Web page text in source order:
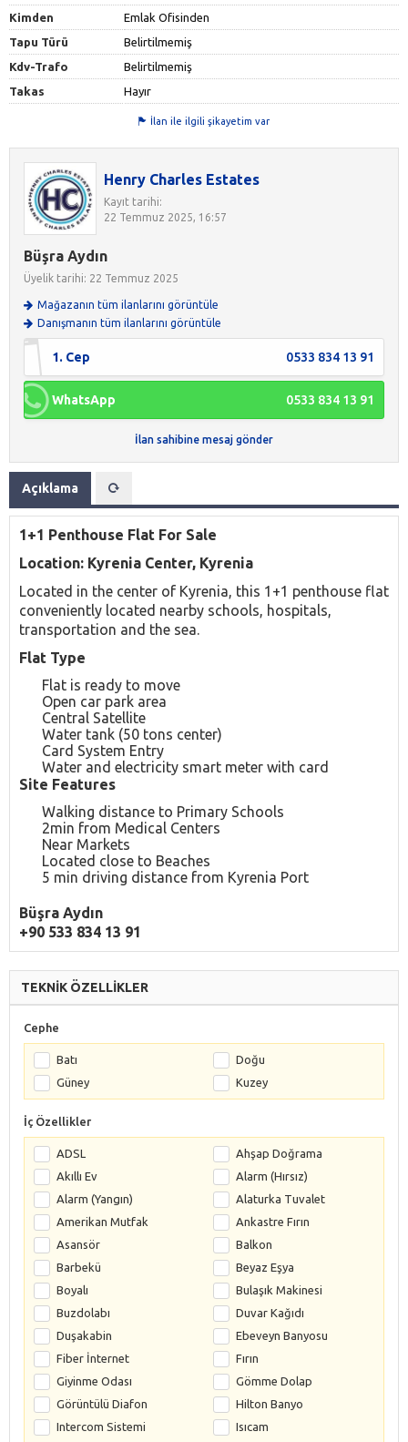
Kimden
Emlak Ofisinden
Tapu Türü
Belirtilmemiş
Kdv-Trafo
Belirtilmemiş
Takas
Hayır
İlan ile ilgili şikayetim var
Henry Charles Estates
Kayıt tarihi:
22 Temmuz 2025, 16:57
Büşra Aydın
Üyelik tarihi: 22 Temmuz 2025
Mağazanın tüm ilanlarını görüntüle
Danışmanın tüm ilanlarını görüntüle
1. Cep 0533 834 13 91
WhatsApp 0533 834 13 91
İlan sahibine mesaj gönder
Açıklama
1+1 Penthouse Flat For Sale
Location: Kyrenia Center, Kyrenia
Located in the center of Kyrenia, this 1+1 penthouse flat
conveniently located nearby schools, hospitals,
transportation and the sea.
Flat Type
Flat is ready to move
Open car park area
Central Satellite
Water tank (50 tons center)
Card System Entry
Water and electricity smart meter with card
Site Features
Walking distance to Primary Schools
2min from Medical Centers
Near Markets
Located close to Beaches
5 min driving distance from Kyrenia Port
Büşra Aydın
+90 533 834 13 91
TEKNİK ÖZELLİKLER
Cephe
Batı
Doğu
Güney
Kuzey
İç Özellikler
ADSL
Ahşap Doğrama
Akıllı Ev
Alarm (Hırsız)
Alarm (Yangın)
Alaturka Tuvalet
Amerikan Mutfak
Ankastre Fırın
Asansör
Balkon
Barbekü
Beyaz Eşya
Boyalı
Bulaşık Makinesi
Buzdolabı
Duvar Kağıdı
Duşakabin
Ebeveyn Banyosu
Fiber İnternet
Fırın
Giyinme Odası
Gömme Dolap
Görüntülü Diafon
Hilton Banyo
Intercom Sistemi
Isıcam